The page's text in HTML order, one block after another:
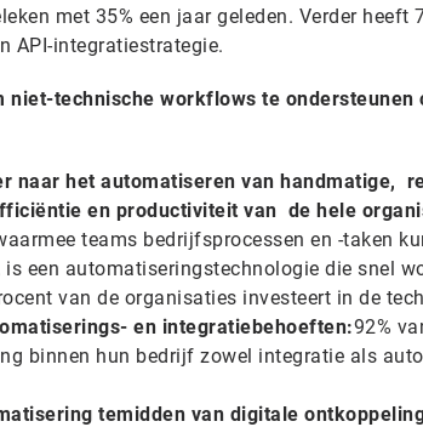
met 35% een jaar geleden. Verder heeft
API-integratiestrategie.
technische workflows te ondersteunen
naar het automatiseren van handmatige,
en productiviteit van de hele
teams bedrijfsprocessen en -taken
een automatiseringstechnologie die snel
van de organisaties investeert in de
en integratiebehoeften:92%
binnen hun bedrijf zowel integratie als
temidden van digitale